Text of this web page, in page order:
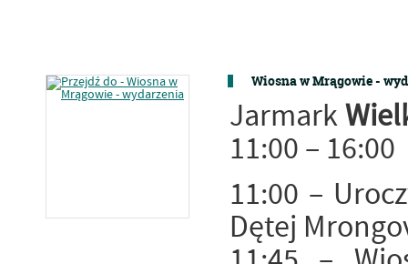
Wiosna w Mrągowie -
Jarmark
11:00 – 16:00
11:00 –
Dętej